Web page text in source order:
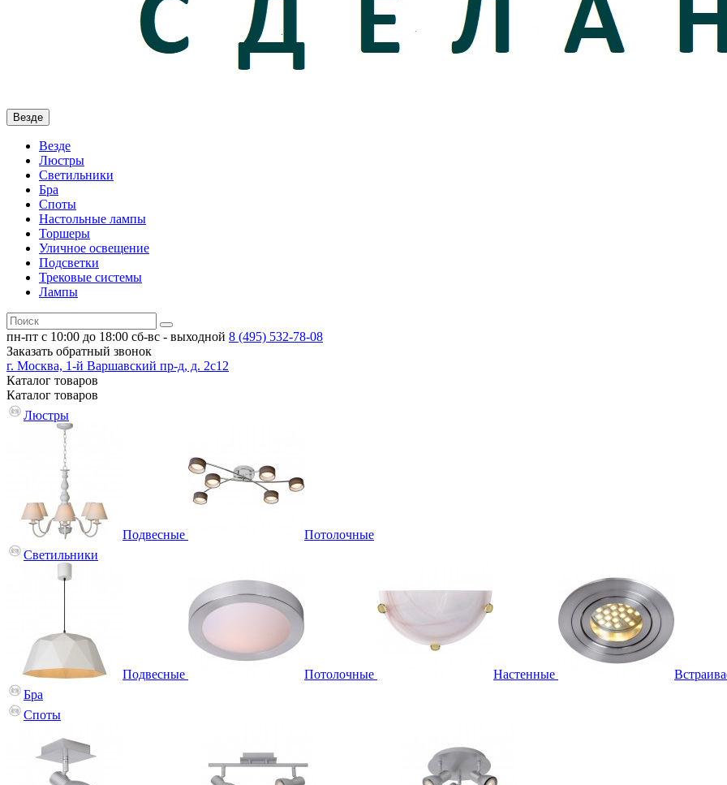
Везде
Везде
Люстры
Светильники
Бра
Споты
Настольные лампы
Торшеры
Уличное освещение
Подсветки
Трековые системы
Лампы
пн-пт с 10:00 до 18:00 сб-вс - выходной 8 (495) 532-78-08
Заказать обратный звонок
г. Москва, 1-й Варшавский пр-д, д. 2с12
Каталог товаров
Каталог товаров
Люстры
Подвесные
Потолочные
Светильники
Подвесные Потолочные Настенные
Бра
Споты